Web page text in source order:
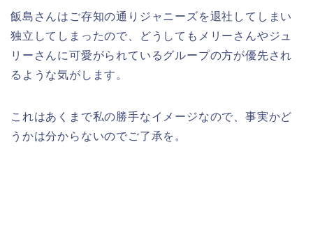
飯島さんはご存知の通りジャニーズを退社してしまい
独立してしまったので、どうしてもメリーさんやジュ
リーさんに可愛がられているグループの方が優先され
るような気がします。
これはあくまで私の勝手なイメージなので、事実かど
うかは分からないのでご了承を。